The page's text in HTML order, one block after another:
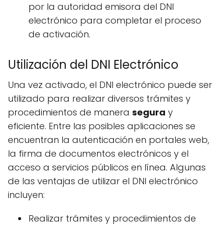
por la autoridad emisora del DNI
electrónico para completar el proceso
de activación.
Utilización del DNI Electrónico
Una vez activado, el DNI electrónico puede ser
utilizado para realizar diversos trámites y
procedimientos de manera segura y
eficiente. Entre las posibles aplicaciones se
encuentran la autenticación en portales web,
la firma de documentos electrónicos y el
acceso a servicios públicos en línea. Algunas
de las ventajas de utilizar el DNI electrónico
incluyen:
Realizar trámites y procedimientos de